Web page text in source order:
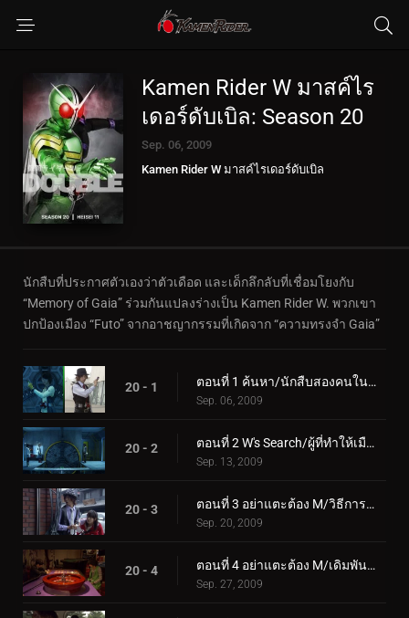
Kamen Rider W มาสค์ไร
เดอร์ดับเบิล: Season 20
Sep. 06, 2009
Kamen Rider W มาสค์ไรเดอร์ดับเบิล
นักสืบที่ประกาศตัวเองว่าตัวเดือด และเด็กลึกลับที่เชื่อมโยงกับ
“Memory of Gaia” ร่วมกันแปลงร่างเป็น Kamen Rider W. พวกเขา
ปกป้องเมือง “Futo” จากอาชญากรรมที่เกิดจาก “ความทรงจำ Gaia”
20 - 1 ตอนที่ 1 ค้นหา/นักสืบสองคนในที่เดียว
Sep. 06, 2009
20 - 2 ตอนที่ 2 W's Search/ผู้ที่ทำให้เมืองร้องไห้
Sep. 13, 2009
20 - 3 ตอนที่ 3 อย่าแตะต้อง M/วิธีการขึ้นสวรรค์
Sep. 20, 2009
20 - 4 ตอนที่ 4 อย่าแตะต้อง M/เดิมพันโจ๊กเกอร์
Sep. 27, 2009